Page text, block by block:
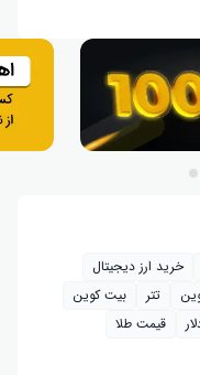
خرید ارز دیجیتال
تتر
بیت کوین
قیمت طلا